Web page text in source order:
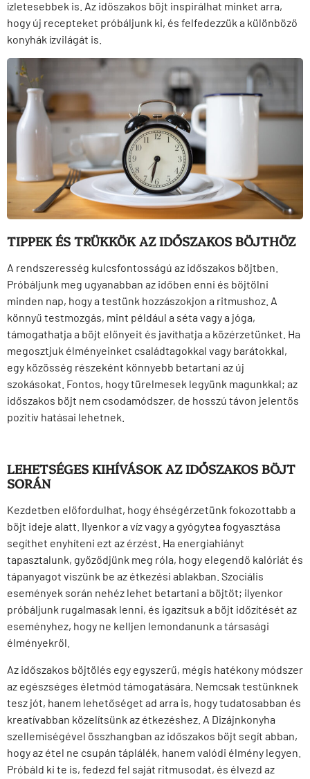
ízletesebbek is. Az időszakos böjt inspirálhat minket arra,
hogy új recepteket próbáljunk ki, és felfedezzük a különböző
konyhák ízvilágát is.
TIPPEK ÉS TRÜKKÖK AZ IDŐSZAKOS BÖJTHÖZ
A rendszeresség kulcsfontosságú az időszakos böjtben.
Próbáljunk meg ugyanabban az időben enni és böjtölni
minden nap, hogy a testünk hozzászokjon a ritmushoz. A
könnyű testmozgás, mint például a séta vagy a jóga,
támogathatja a böjt előnyeit és javíthatja a közérzetünket. Ha
megosztjuk élményeinket családtagokkal vagy barátokkal,
egy közösség részeként könnyebb betartani az új
szokásokat. Fontos, hogy türelmesek legyünk magunkkal; az
időszakos böjt nem csodamódszer, de hosszú távon jelentős
pozitív hatásai lehetnek.
LEHETSÉGES KIHÍVÁSOK AZ IDŐSZAKOS BÖJT
SORÁN
Kezdetben előfordulhat, hogy éhségérzetünk fokozottabb a
böjt ideje alatt. Ilyenkor a víz vagy a gyógytea fogyasztása
segíthet enyhíteni ezt az érzést. Ha energiahiányt
tapasztalunk, győződjünk meg róla, hogy elegendő kalóriát és
tápanyagot viszünk be az étkezési ablakban. Szociális
események során nehéz lehet betartani a böjtöt; ilyenkor
próbáljunk rugalmasak lenni, és igazítsuk a böjt időzítését az
eseményhez, hogy ne kelljen lemondanunk a társasági
élményekről.
Az időszakos böjtölés egy egyszerű, mégis hatékony módszer
az egészséges életmód támogatására. Nemcsak testünknek
tesz jót, hanem lehetőséget ad arra is, hogy tudatosabban és
kreatívabban közelítsünk az étkezéshez. A Dizájnkonyha
szellemiségével összhangban az időszakos böjt segít abban,
hogy az étel ne csupán táplálék, hanem valódi élmény legyen.
Próbáld ki te is, fedezd fel saját ritmusodat, és élvezd az